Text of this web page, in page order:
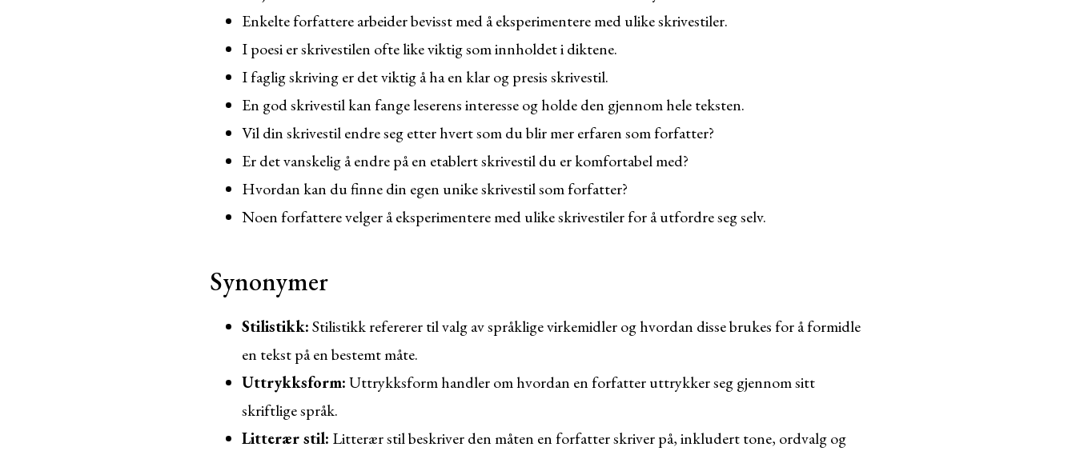
Enkelte forfattere arbeider bevisst med å eksperimentere med ulike skrivestiler.
I poesi er skrivestilen ofte like viktig som innholdet i diktene.
I faglig skriving er det viktig å ha en klar og presis skrivestil.
En god skrivestil kan fange leserens interesse og holde den gjennom hele teksten.
Vil din skrivestil endre seg etter hvert som du blir mer erfaren som forfatter?
Er det vanskelig å endre på en etablert skrivestil du er komfortabel med?
Hvordan kan du finne din egen unike skrivestil som forfatter?
Noen forfattere velger å eksperimentere med ulike skrivestiler for å utfordre seg selv.
Synonymer
Stilistikk:Stilistikk refererer til valg av språklige virkemidler og hvordan disse brukes for å formidle
en tekst på en bestemt måte.
Uttrykksform:Uttrykksform handler om hvordan en forfatter uttrykker seg gjennom sitt
skriftlige språk.
Litterær stil: Litterær stil beskriver den måten en forfatter skriver på, inkludert tone, ordvalg og